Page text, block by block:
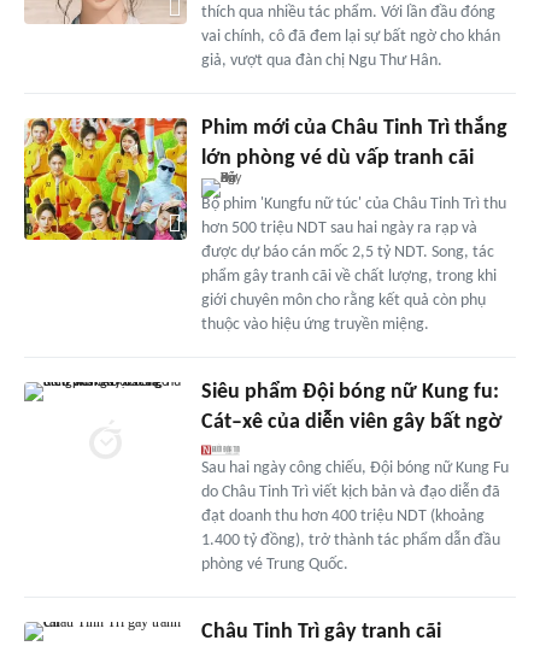
thích qua nhiều tác phẩm. Với lần đầu đóng
vai chính, cô đã đem lại sự bất ngờ cho khán
giả, vượt qua đàn chị Ngu Thư Hân.
Phim mới của Châu Tinh Trì thắng
lớn phòng vé dù vấp tranh cãi
Bộ phim 'Kungfu nữ túc' của Châu Tinh Trì thu
hơn 500 triệu NDT sau hai ngày ra rạp và
được dự báo cán mốc 2,5 tỷ NDT. Song, tác
phẩm gây tranh cãi về chất lượng, trong khi
giới chuyên môn cho rằng kết quả còn phụ
thuộc vào hiệu ứng truyền miệng.
Siêu phẩm Đội bóng nữ Kung fu:
Cát–xê của diễn viên gây bất ngờ
Sau hai ngày công chiếu, Đội bóng nữ Kung Fu
do Châu Tinh Trì viết kịch bản và đạo diễn đã
đạt doanh thu hơn 400 triệu NDT (khoảng
1.400 tỷ đồng), trở thành tác phẩm dẫn đầu
phòng vé Trung Quốc.
Châu Tinh Trì gây tranh cãi